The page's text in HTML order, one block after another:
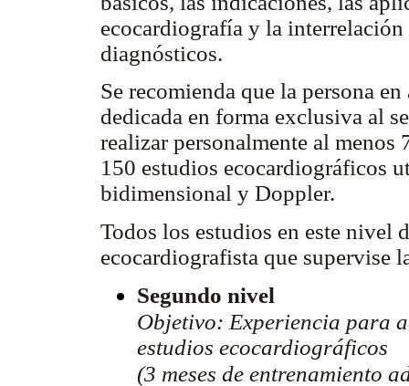
ecocardiografía y la
diagnósticos.
Se recomienda que la persona
dedicada en forma exclusiva al
realizar personalmente al menos
150 estudios ecocardiográficos
bidimensional y Doppler.
Todos los estudios en este nivel
ecocardiografista que supervise
Segundo nivel
Objetivo: Experiencia para
estudios ecocardiográficos
(3 meses de entrenamiento